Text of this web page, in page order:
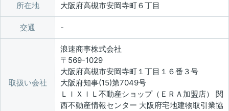
所在地 大阪府高槻市安岡寺町６丁目
交通
取扱い会社
浪速商事株式会社
〒569-1029
大阪府高槻市安岡寺町１丁目１６番３号
大阪府知事(15)第7049号
ＬＩＸＩＬ不動産ショップ（ＥＲＡ加盟店） 関
西不動産情報センター 大阪府宅地建物取引業協